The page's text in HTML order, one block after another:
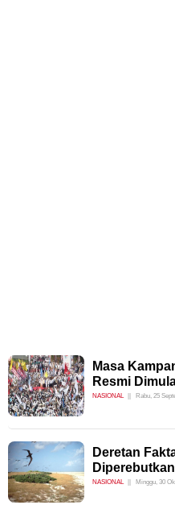
Masa
Resmi
NASIONAL Rabu, 25
Deretan
NASIONAL Minggu, 30